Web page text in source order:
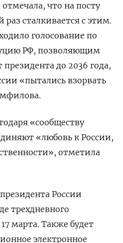
что на посту
сталкивается с этим.
голосование по
РФ, позволяющим
до 2036 года,
«пытались взорвать
«сообществу
«любовь к России,
отметила
России
трехдневного
марта. Также будет
электронное